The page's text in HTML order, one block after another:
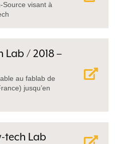
Source visant à
Lab / 2018 –
au fablab de
jusqu’en
tech Lab